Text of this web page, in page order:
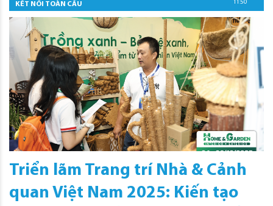
KẾT NỐI TOÀN CẦU
11:51
Triển lãm Trang trí Nhà & Cảnh
quan Việt Nam 2025: Kiến tạo